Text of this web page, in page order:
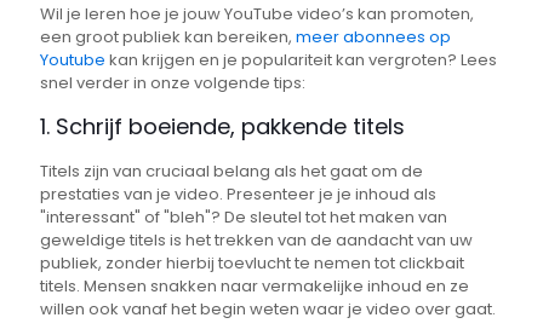
Wil je leren hoe je jouw YouTube video’s kan promoten,
een groot publiek kan bereiken, meer abonnees op
Youtube kan krijgen en je populariteit kan vergroten? Lees
snel verder in onze volgende tips:
1. Schrijf boeiende, pakkende titels
Titels zijn van cruciaal belang als het gaat om de
prestaties van je video. Presenteer je je inhoud als
"interessant" of "bleh"? De sleutel tot het maken van
geweldige titels is het trekken van de aandacht van uw
publiek, zonder hierbij toevlucht te nemen tot clickbait
titels. Mensen snakken naar vermakelijke inhoud en ze
willen ook vanaf het begin weten waar je video over gaat.